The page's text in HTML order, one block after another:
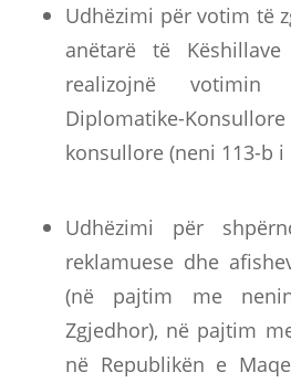
Udhëzimi për votim të
anëtarë të
realizojnë votimin
Diplomatike-
konsullore (neni 113-b
Udhëzimi për
reklamuese dhe
(në pajtim me
Zgjedhor), në pajtim
në Republikën e